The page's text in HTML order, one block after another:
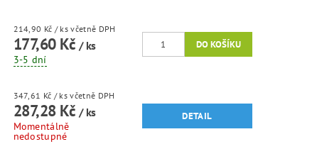
214,90 Kč / ks včetně DPH
177,60 Kč / ks
3-5 dní
347,61 Kč / ks včetně DPH
287,28 Kč / ks
Momentálně
nedostupné
DETAIL